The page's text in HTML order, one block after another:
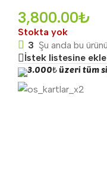
3,800.00₺
Stokta yok
3 Şu anda bu
İstek listesine ekle
3.000₺ üzeri tüm